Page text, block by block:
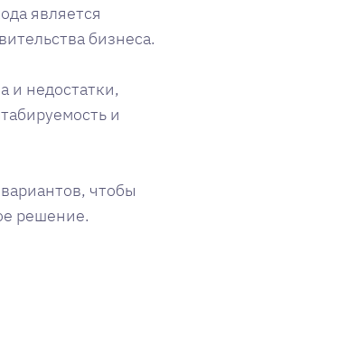
является
бизнеса.
и недостатки,
и
чтобы
решение.